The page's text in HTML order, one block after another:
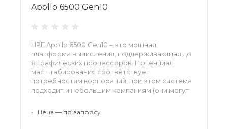
Apollo 6500 Gen10
HPE Apollo 6500 Gen10 – это мощная
платформа вычисления, поддерживающая до
8 графических процессоров. Потенциал
масштабирования соответствует
потребностям корпораций, при этом система
подходит и небольшим компаниям (они могут
• Цена — по запросу